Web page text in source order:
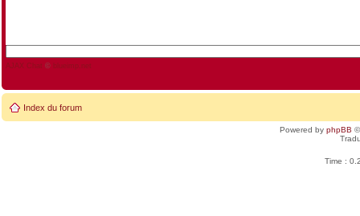
AJAX Chat © blueimp.net
Index du forum
Powered by phpBB
Time :